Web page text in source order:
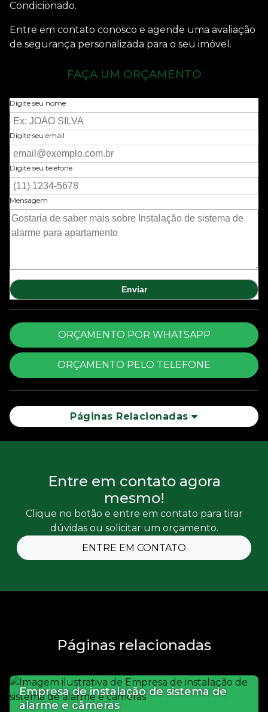
Condicionado.
Entre em contato conosco e agende uma avaliação
de segurança personalizada para o seu imóvel.
FAÇA UM ORÇAMENTO
Digite seu nome
Digite seu email
Digite seu telefone
Mensagem
ORÇAMENTO POR WHATSAPP
ORÇAMENTO PELO TELEFONE
Páginas Relacionadas
Entre em contato agora
mesmo!
Clique no botão e entre em contato para tirar
dúvidas ou solicitar um orçamento.
ENTRE EM CONTATO
Páginas relacionadas
Empresa de instalação de sistema de
alarme e câmeras